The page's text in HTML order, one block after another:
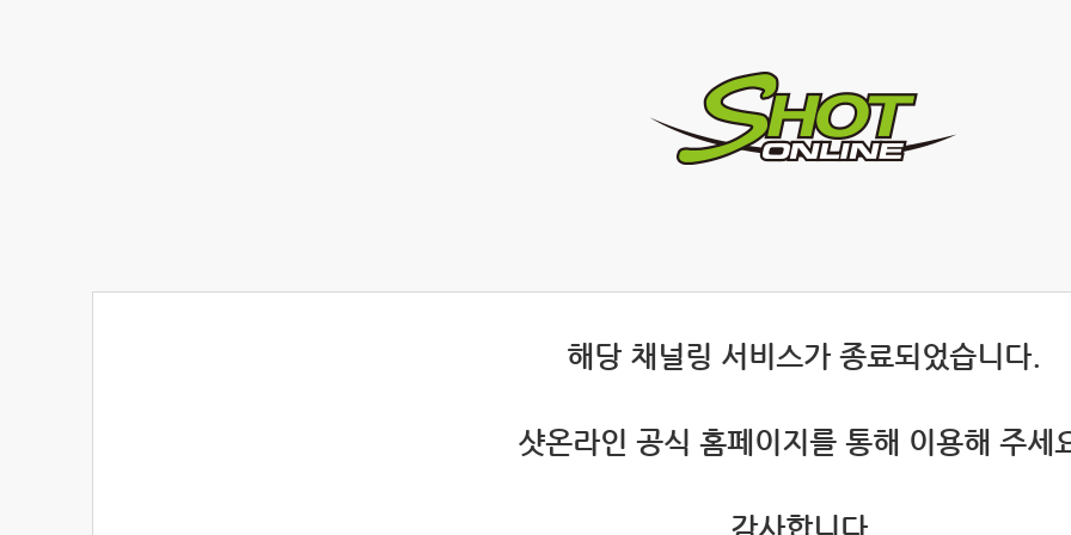
해당 채널링 서비스가 종료되었습니다.
샷온라인 공식 홈페이지를 통해 이용해 주세